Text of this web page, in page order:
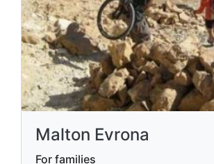
Malton Evrona
For families